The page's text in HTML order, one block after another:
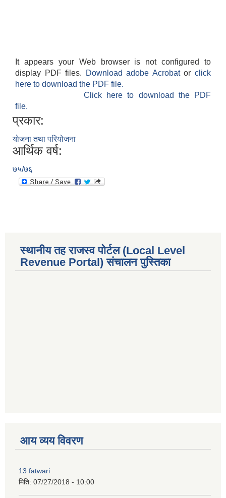
It appears your Web browser is not configured to
display PDF files.
Download adobe Acrobatorclick
here to download the PDF file.
Click here to download the PDF
file.
प्रकार:
योजना तथा परियोजना
आर्थिक वर्ष:
७५/७६
स्थानीय तह राजस्व पोर्टल (Local Level
Revenue Portal) संचालन पुस्तिका
आय व्यय विवरण
13 fatwari
मिति: 07/27/2018 - 10:00